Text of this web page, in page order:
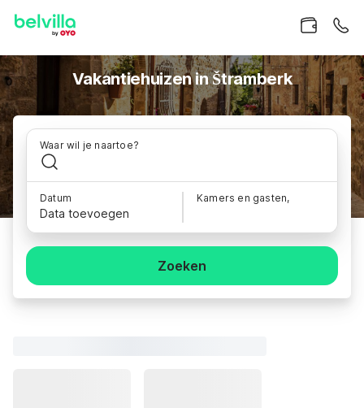
Vakantiehuizen in Štramberk
Waar wil je naartoe?
Datum
Data toevoegen
Kamers en gasten,
Zoeken